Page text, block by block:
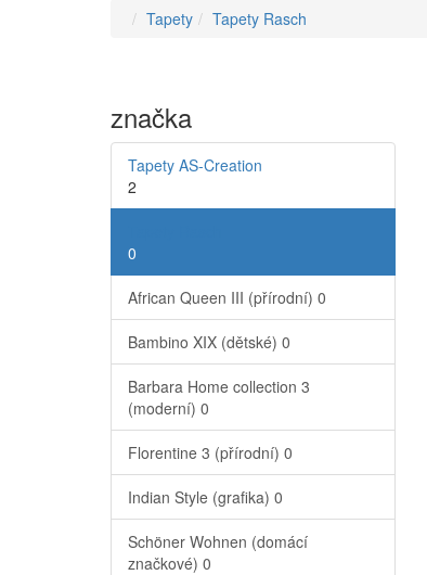
Tapety Tapety Rasch
značka
Tapety AS-Creation
2
0
African Queen III (přírodní) 0
Bambino XIX (dětské) 0
Barbara Home collection 3
(moderní) 0
Florentine 3 (přírodní) 0
Indian Style (grafika) 0
Schöner Wohnen (domácí
značkové) 0